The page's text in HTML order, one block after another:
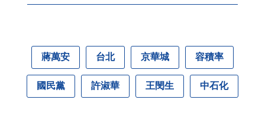
蔣萬安 台北 京華城 容積率
國民黨 許淑華 王閔生 中石化